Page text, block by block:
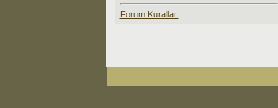
Forum Kuralları